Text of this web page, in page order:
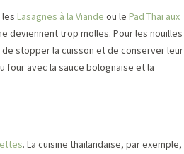
Lasagnes à la Viande ou le Pad Thaï aux
deviennent trop molles. Pour les nouilles
stopper la cuisson et de conserver leur
four avec la sauce bolognaise et la
. La cuisine thaïlandaise, par exemple,